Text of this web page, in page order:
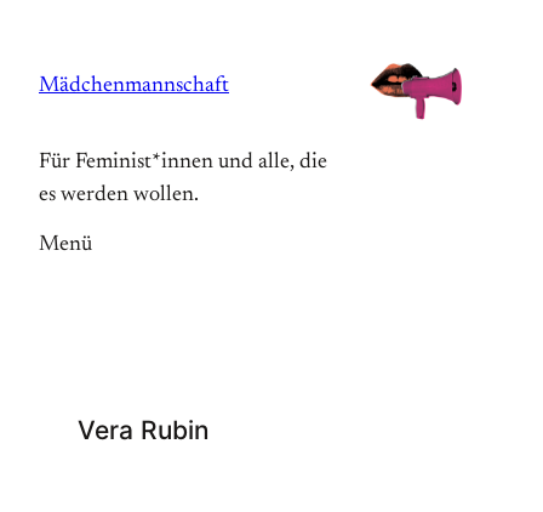
springen
Mädchenmannschaft
Für Feminist*innen und alle, die
es werden wollen.
Menü
Vera Rubin